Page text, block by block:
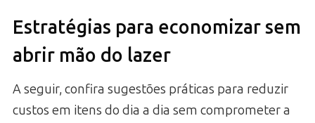
Estratégias para economizar sem
abrir mão do lazer
A seguir, confira sugestões práticas para reduzir
custos em itens do dia a dia sem comprometer a